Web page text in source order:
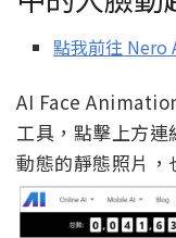
點我前往 Nero
AI Face
工具，點擊上方
動態的靜態照片，